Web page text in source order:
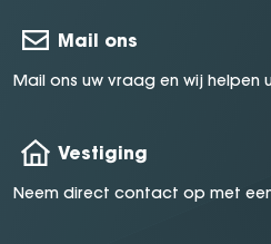
Mail ons
Mail ons uw vraag en wij helpen
Vestiging
Neem direct contact op met